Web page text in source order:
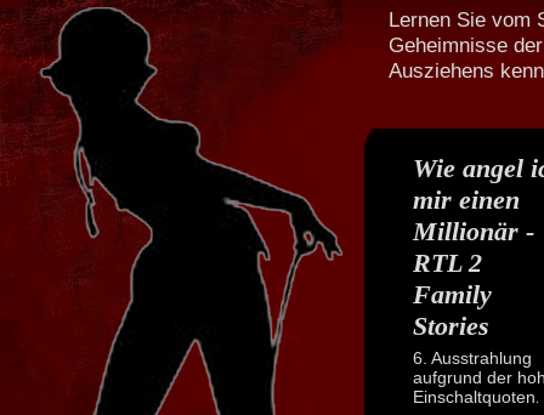
Powered by Translate
Lernen Sie vom
Geheimnisse
Ausziehens
Wie angel
mir einen
Millionär -
RTL 2
Family
Stories
6. Ausstrahlung
aufgrund der
Einschaltquoten